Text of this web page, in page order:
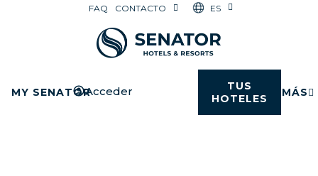
FAQ CONTACTO ES
MY SENATORAcceder
TUS
HOTELES
MÁS